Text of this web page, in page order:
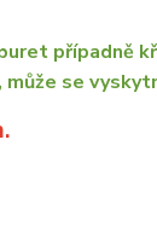
případně
se